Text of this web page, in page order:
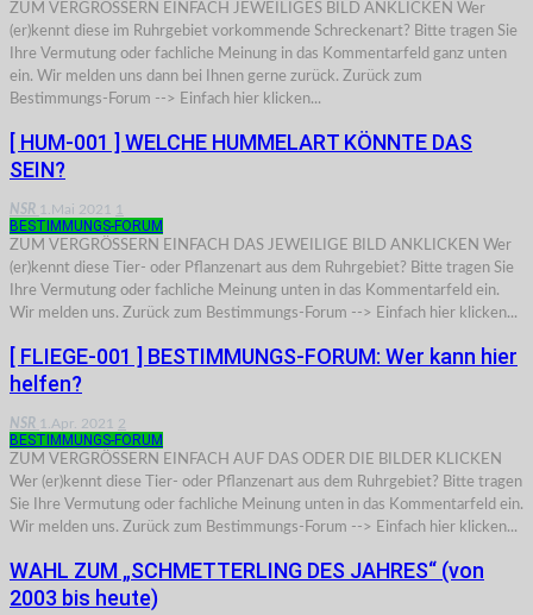
ZUM VERGRÖSSERN EINFACH JEWEILIGES BILD ANKLICKEN Wer
(er)kennt diese im Ruhrgebiet vorkommende Schreckenart? Bitte tragen Sie
Ihre Vermutung oder fachliche Meinung in das Kommentarfeld ganz unten
ein. Wir melden uns dann bei Ihnen gerne zurück. Zurück zum
Bestimmungs-Forum --> Einfach hier klicken...
[ HUM-001 ] WELCHE HUMMELART KÖNNTE DAS
SEIN?
NSR 1.Mai 2021 1
BESTIMMUNGS-FORUM
ZUM VERGRÖSSERN EINFACH DAS JEWEILIGE BILD ANKLICKEN Wer
(er)kennt diese Tier- oder Pflanzenart aus dem Ruhrgebiet? Bitte tragen Sie
Ihre Vermutung oder fachliche Meinung unten in das Kommentarfeld ein.
Wir melden uns. Zurück zum Bestimmungs-Forum --> Einfach hier klicken...
[ FLIEGE-001 ] BESTIMMUNGS-FORUM: Wer kann hier
helfen?
NSR 1.Apr. 2021 2
BESTIMMUNGS-FORUM
ZUM VERGRÖSSERN EINFACH AUF DAS ODER DIE BILDER KLICKEN
Wer (er)kennt diese Tier- oder Pflanzenart aus dem Ruhrgebiet? Bitte tragen
Sie Ihre Vermutung oder fachliche Meinung unten in das Kommentarfeld ein.
Wir melden uns. Zurück zum Bestimmungs-Forum --> Einfach hier klicken...
WAHL ZUM „SCHMETTERLING DES JAHRES“ (von
2003 bis heute)